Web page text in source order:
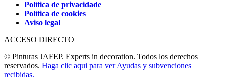
Política de privacidade
Política de cookies
Aviso legal
ACCESO DIRECTO
© Pinturas JAFEP. Experts in decoration. Todos los derechos
reservados. Haga clic aqui para ver Ayudas y subvenciones
recibidas.